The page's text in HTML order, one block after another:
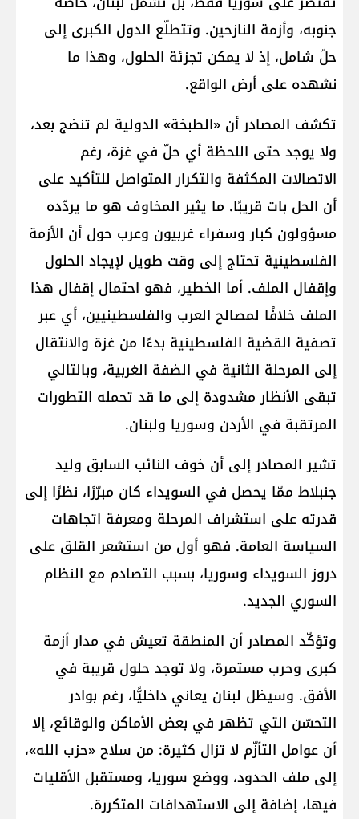
جنوبه، وأزمة النازحين. وتتطلّع الدول الكبرى إلى
حلّ شامل، إذ لا يمكن تجزئة الحلول، وهذا ما
نشهده على أرض الواقع.
تكشف المصادر أن «الطبخة» الدولية لم تنضج بعد،
ولا يوجد حتى اللحظة أي حلّ في غزة، رغم
الاتصالات المكثفة والتكرار المتواصل للتأكيد على
أن الحل بات قريبًا. ما يثير المخاوف هو ما يردّده
مسؤولون كبار وسفراء غربيون وعرب حول أن الأزمة
الفلسطينية تحتاج إلى وقت طويل لإيجاد الحلول
وإقفال الملف. أما الخطير، فهو احتمال إقفال هذا
الملف خلافًا لمصالح العرب والفلسطينيين، أي عبر
تصفية القضية الفلسطينية بدءًا من غزة والانتقال
إلى المرحلة الثانية في الضفة الغربية، وبالتالي
تبقى الأنظار مشدودة إلى ما قد تحمله التطورات
المرتقبة في الأردن وسوريا ولبنان.
تشير المصادر إلى أن خوف النائب السابق وليد
جنبلاط ممّا يحصل في السويداء كان مبرّرًا، نظرًا إلى
قدرته على استشراف المرحلة ومعرفة اتجاهات
السياسة العامة. فهو أول من استشعر القلق على
دروز السويداء وسوريا، بسبب التصادم مع النظام
السوري الجديد.
وتؤكّد المصادر أن المنطقة تعيش في مدار أزمة
كبرى وحرب مستمرة، ولا توجد حلول قريبة في
الأفق. وسيظل لبنان يعاني داخليًّا، رغم بوادر
التحسّن التي تظهر في بعض الأماكن والوقائع، إلا
أن عوامل التأزّم لا تزال كثيرة: من سلاح «حزب الله»،
إلى ملف الحدود، ووضع سوريا، ومستقبل الأقليات
فيها، إضافة إلى الاستهدافات المتكررة.